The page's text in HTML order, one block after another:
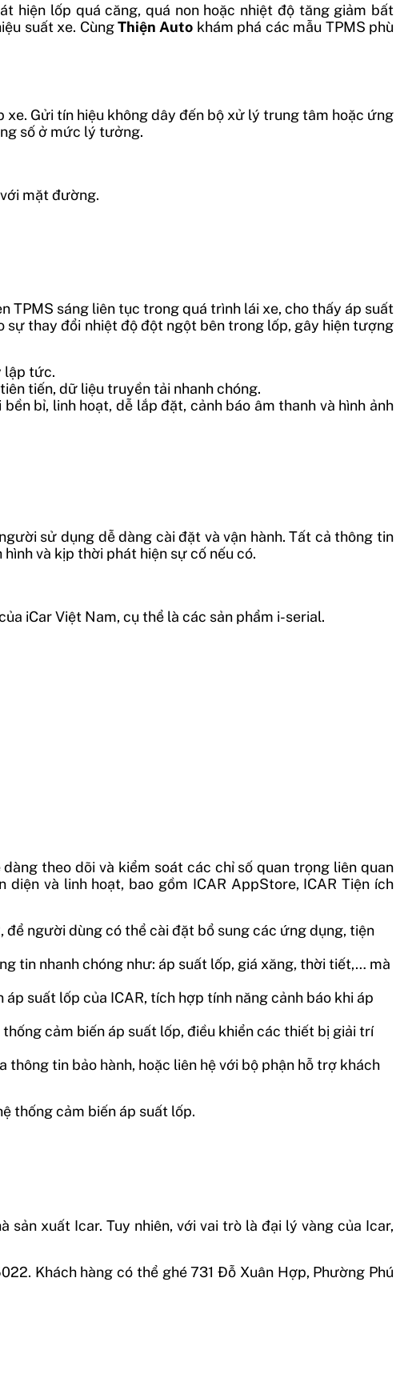
hiện lốp quá căng, quá non hoặc nhiệt độ tăng giảm bất
suất xe. CùngThiện Auto khám phá các mẫu TPMS phù
Gửi tín hiệu không dây đến bộ xử lý trung tâm hoặc ứng
số ở mức lý tưởng.
mặt đường.
TPMS sáng liên tục trong quá trình lái xe, cho thấy áp suất
thay đổi nhiệt độ đột ngột bên trong lốp, gây hiện tượng
lập tức.
tiến, dữ liệu truyền tải nhanh chóng.
bỉ, linh hoạt, dễ lắp đặt, cảnh báo âm thanh và hình ảnh
sử dụng dễ dàng cài đặt và vận hành. Tất cả thông tin
và kịp thời phát hiện sự cố nếu có.
iCar Việt Nam, cụ thể là các sản phẩm i-serial.
theo dõi và kiểm soát các chỉ số quan trọng liên quan
và linh hoạt, bao gồm ICAR AppStore, ICAR Tiện ích
để người dùng có thể cài đặt bổ sung các ứng dụng, tiện
tin nhanh chóng như: áp suất lốp, giá xăng, thời tiết,… mà
suất lốp của ICAR, tích hợp tính năng cảnh báo khi áp
cảm biến áp suất lốp, điều khiển các thiết bị giải trí
tin bảo hành, hoặc liên hệ với bộ phận hỗ trợ khách
thống cảm biến áp suất lốp.
xuất Icar. Tuy nhiên, với vai trò là đại lý vàng của Icar,
Khách hàng có thể ghé 731 Đỗ Xuân Hợp, Phường Phú